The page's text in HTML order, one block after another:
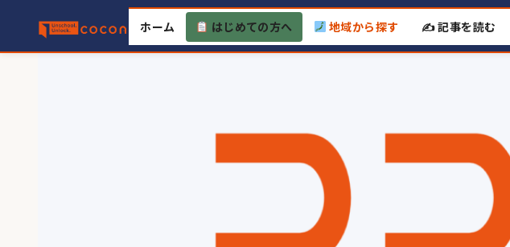
content
ホーム はじめての方へ 地域から探す ✍️ 記事を読む